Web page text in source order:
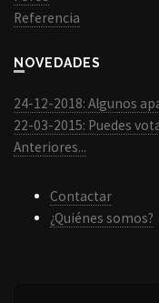
Referencia
NOVEDADES
24-12-2018: Algunos
22-03-2015: Puedes
Anteriores...
Contactar
¿Quiénes somos?